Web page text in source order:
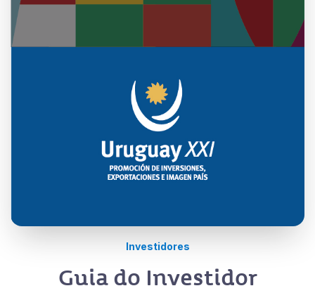
Investidores
Guia do Investidor